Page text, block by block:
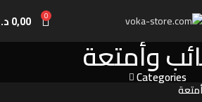
0
0,00
وأمتعةCategories